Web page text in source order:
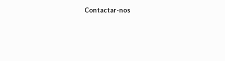
Contactar-nos